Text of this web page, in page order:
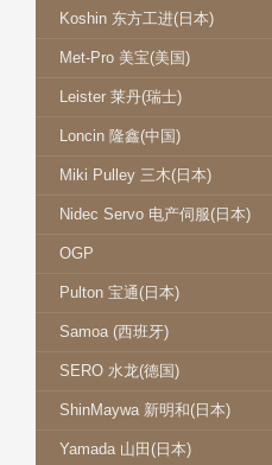
Koshin 东方工进(日本)
Met-Pro 美宝(美国)
Leister 莱丹(瑞士)
Loncin 隆鑫(中国)
Miki Pulley 三木(日本)
Nidec Servo 电产伺服(日本)
OGP
Pulton 宝通(日本)
Samoa (西班牙)
SERO 水龙(德国)
ShinMaywa 新明和(日本)
Yamada 山田(日本)